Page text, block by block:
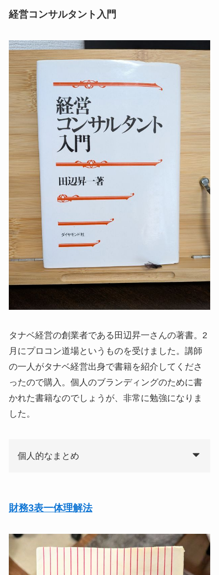
経営コンサルタント入門
タナベ経営の創業者である田辺昇一さんの著書。2
月にプロコン道場というものを受けました。講師
の一人がタナベ経営出身で書籍を紹介してくださ
ったので購入。個人のブランディングのために書
かれた書籍なのでしょうが、非常に勉強になりま
した。
個人的なまとめ
財務3表一体理解法